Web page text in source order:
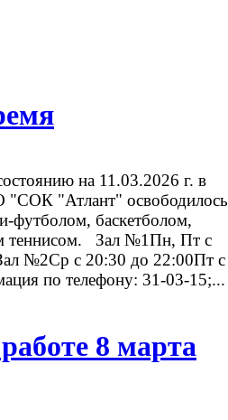
на 11.03.2026 г. в
"СОК "Атлант" освободилось
футболом, баскетболом,
теннисом. Зал №1Пн, Пт с
№2Ср с 20:30 до 22:00Пт с
по телефону: 31-03-15;...
8 марта